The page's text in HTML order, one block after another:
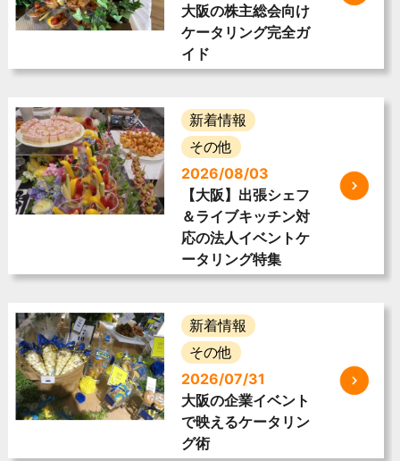
大阪の株主総会向け
ケータリング完全ガ
イド
新着情報
その他
2026/08/03
【大阪】出張シェフ
＆ライブキッチン対
応の法人イベントケ
ータリング特集
新着情報
その他
2026/07/31
大阪の企業イベント
で映えるケータリン
グ術